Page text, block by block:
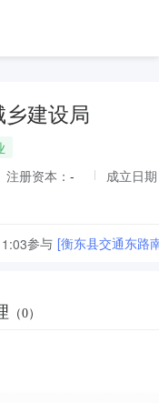
乡建设局
注册资本： -
成立日
参与 [衡东县交通东路
（0）